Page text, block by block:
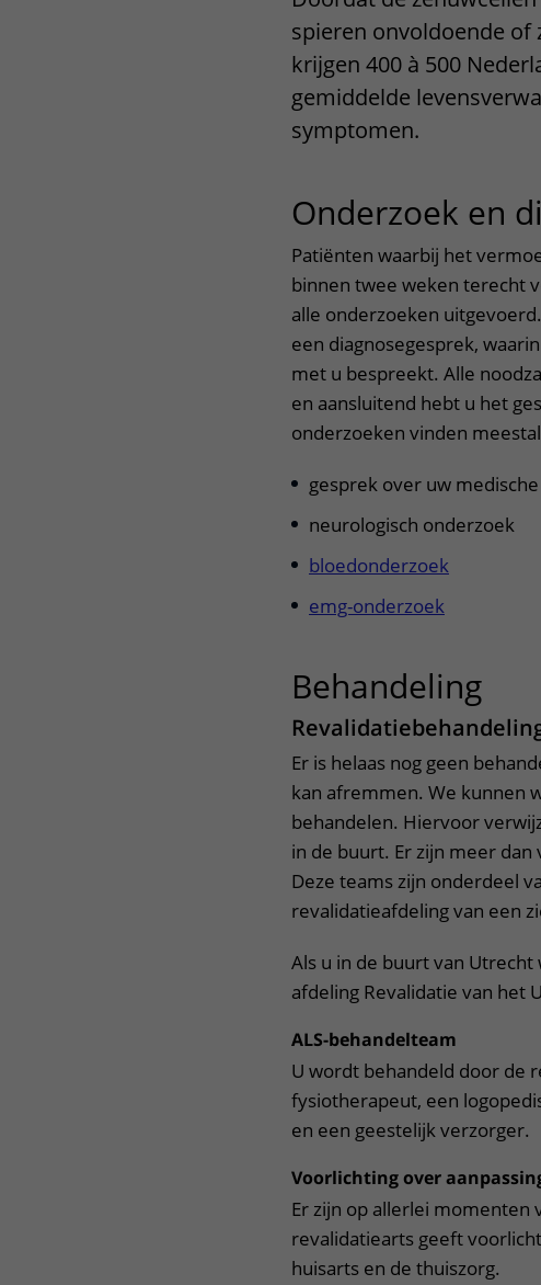
Bezoektijden
Wijzigen patiëntgegevens
spieren onvoldoende of
krijgen 400 à 500
gemiddelde
symptomen.
Onderzoek en
Patiënten waarbij het
binnen twee weken terecht
alle onderzoeken
een diagnosegesprek,
met u bespreekt. Alle
en aansluitend hebt u het
onderzoeken vinden
gesprek over uw
neurologisch onderzoek
bloedonderzoek
emg-onderzoek
Behandeling
Er is helaas nog geen
kan afremmen. We kunnen
behandelen. Hiervoor
in de buurt. Er zijn meer
Deze teams zijn onderdeel
revalidatieafdeling van een
Als u in de buurt van
afdeling Revalidatie van het
ALS-behandelteam
U wordt behandeld door de
fysiotherapeut, een
en een geestelijk verzorger.
Voorlichting over
Er zijn op allerlei momenten
revalidatiearts geeft
huisarts en de thuiszorg.